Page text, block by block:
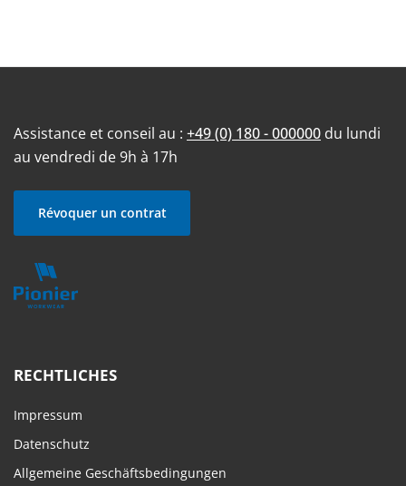
Assistance et conseil au : +49 (0) 180 - 000000 du lundi
au vendredi de 9h à 17h
Révoquer un contrat
RECHTLICHES
Impressum
Datenschutz
Allgemeine Geschäftsbedingungen